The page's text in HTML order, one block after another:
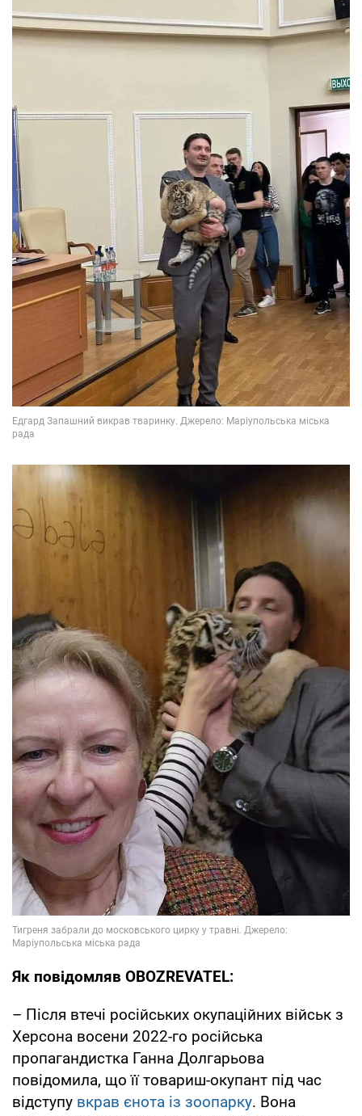
Як повідомляв OBOZREVATEL:
– Після втечі російських окупаційних військ з
Херсона восени 2022-го російська
пропагандистка Ганна Долгарьова
повідомила, що її товариш-окупант під час
відступу вкрав єнота із зоопарку. Вона